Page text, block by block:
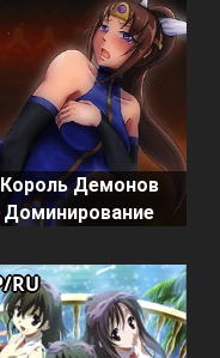
Король Демонов
Доминирование
RU